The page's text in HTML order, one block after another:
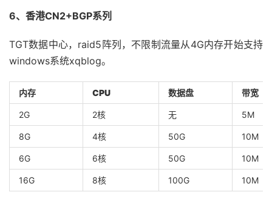
6、香港CN2+BGP系列
TGT数据中心，raid5阵列，不限制流量从4G内存开始支持
windows系统xqblog。
内存 CPU 数据盘 带宽
2G 2核 无 5M
8G 4核 50G 10M
6G 6核 50G 10M
16G 8核 100G 10M